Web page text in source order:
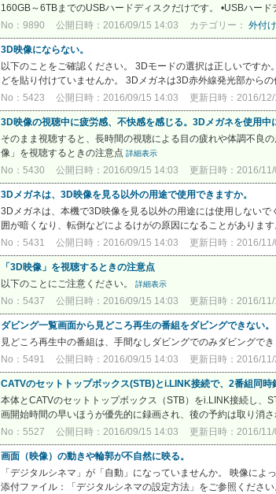
160GB～6TBまでのUSBハードディスクだけです。 •USBハー
No：9890 公開日時：2016/09/15 14:03 カテゴリー： 外付
3D映像にならない。
以下のことをご確認ください。 3Dモードの選択は正しいです
どを貼り付けていませんか。 3Dメガネは3D赤外線発光部から
No：5423 公開日時：2016/09/15 14:03 更新日時：2016/
3D映像の視聴中に疲労感、不快感を感じる。3Dメガネを使用中
そのまま視聴すると、長時間の視聴による目の疲れや体調不良
像」を視聴するときの注意点 詳細表示
No：5430 公開日時：2016/09/15 14:03 更新日時：2016/
3Dメガネは、3D映像を見る以外の用途で使用できますか。
3Dメガネは、本機で3D映像を見る以外の用途には使用しない
囲が暗くなり、転倒などによるけがの原因になることがありま
No：5431 公開日時：2016/09/15 14:03 更新日時：2016/
「3D映像」を視聴するときの注意点
以下のことにご注意ください。
詳細表示
No：5437 公開日時：2016/09/15 14:03 更新日時：2016/
ダビング一覧画面から見どころ再生の番組をダビングできない。
見どころ再生中の番組は、手間なしダビングでのみダビングでき
No：5491 公開日時：2016/09/15 14:03 更新日時：2016/
CATVのセットトップボックス(STB)とi.LINK接続で、2番組同時
本体とCATVのセットトップボックス（STB）をi.LINK接続し、
画開始時間の早いほうが優先的に録画され、後の予約は取り消さ
No：5527 公開日時：2016/09/15 14:03 更新日時：2016/
画面（映像）の動きや輪郭が不自然に映る。
「デジタルシネマ」が「自動」になっていませんか。 映像に
添付ファイル：「デジタルシネマの設定方法」をご参照ください